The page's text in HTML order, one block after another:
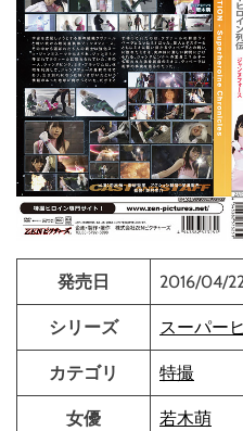
発売日 2016/04/
シリーズ スーパー
カテゴリ 特撮
女優 若木萌